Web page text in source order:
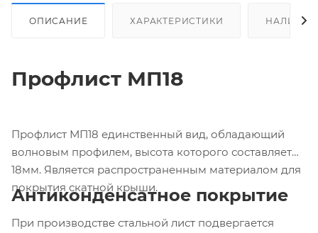
ОПИСАНИЕ ХАРАКТЕРИСТИКИ НАЛИЧИЕ
Профлист МП18
Профлист МП18 единственный вид, обладающий
волновым профилем, высота которого составляет
18мм. Является распространенным материалом для
покрытия скатной крыши.
При производстве стальной лист подвергается
Антиконденсатное покрытие